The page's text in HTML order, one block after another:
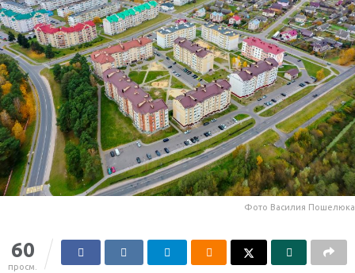
Фото Василия Пошелюка
60
просм.